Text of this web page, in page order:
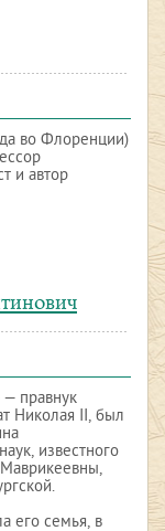
во Флоренции)
и автор
правнук
Николая II, был
известного
его семья, в